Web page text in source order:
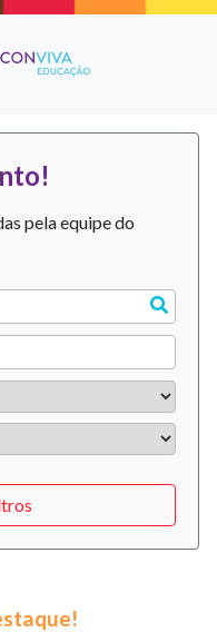
pela equipe do